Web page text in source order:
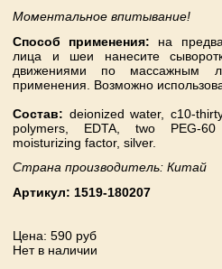
Моментальное впитывание!
Способ применения: на
лица и шеи нанесите
движениями по массажным
применения. Возможно
Состав: deionized water, c10-
polymers, EDTA, two PEG-
moisturizing factor, silver.
Страна производитель: Китай
Артикул: 1519-180207
Цена: 590 руб
Нет в наличии